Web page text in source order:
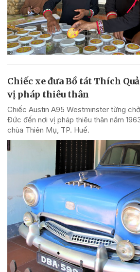
Chiếc xe đưa Bồ tát Thích
vị pháp thiêu thân
Chiếc Austin A95 Westminster từng
Đức đến nơi vị pháp thiêu thân năm
chùa Thiên Mụ, TP. Huế.